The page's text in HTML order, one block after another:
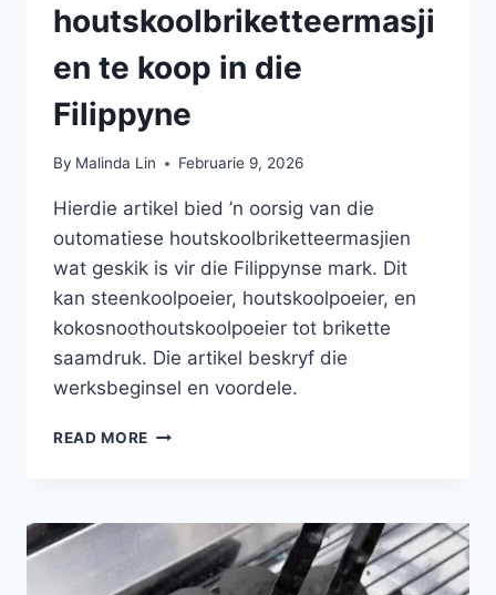
houtskoolbriketteermasji
en te koop in die
Filippyne
By Malinda Lin Februarie 9, 2026
Hierdie artikel bied ’n oorsig van die
outomatiese houtskoolbriketteermasjien
wat geskik is vir die Filippynse mark. Dit
kan steenkoolpoeier, houtskoolpoeier, en
kokosnoothoutskoolpoeier tot brikette
saamdruk. Die artikel beskryf die
werksbeginsel en voordele.
READ MORE OUTOMATIESE
IN
FILIPPYNE